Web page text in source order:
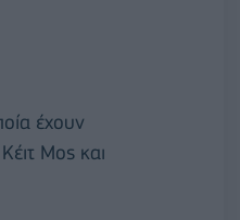
έχουν
Μος και